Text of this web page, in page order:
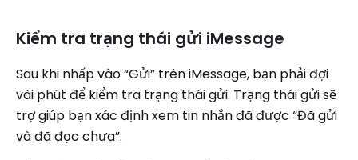
Kiểm tra trạng thái gửi iMessage
Sau khi nhấp vào “Gửi” trên iMessage, bạn phải đợi
vài phút để kiểm tra trạng thái gửi. Trạng thái gửi sẽ
trợ giúp bạn xác định xem tin nhắn đã được “Đã gửi
và đã đọc chưa”.